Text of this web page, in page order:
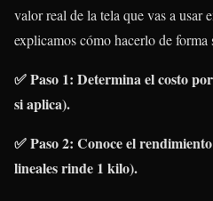
valor real de la tela que vas a usar
explicamos cómo hacerlo de forma
✅ Paso 1: Determina el costo
si aplica).
✅ Paso 2: Conoce el
lineales rinde 1 kilo).